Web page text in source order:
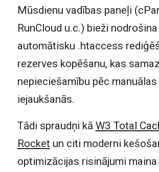
Mūsdienu vadības paneļi
RunCloud u.c.) bieži nodrošina
automātisku .htaccess
rezerves kopēšanu, kas
nepieciešamību pēc manuālas
iejaukšanās.
Tādi spraudņi kā W3 Total
Rocket un citi moderni
optimizācijas risinājumi maina